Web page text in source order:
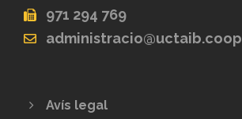
971 294 769
administracio@uctaib.coop
Avís legal